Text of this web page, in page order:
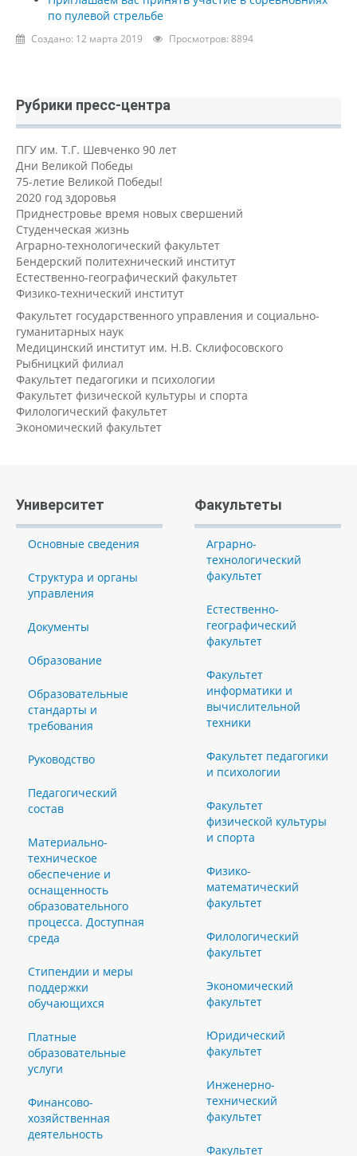
по пулевой стрельбе
Создано: 12 марта 2019 Просмотров: 8894
Рубрики пресс-центра
ПГУ им. Т.Г. Шевченко 90 лет
Дни Великой Победы
75-летие Великой Победы!
2020 год здоровья
Приднестровье время новых свершений
Студенческая жизнь
Аграрно-технологический факультет
Бендерский политехнический институт
Естественно-географический факультет
Физико-технический институт
Факультет государственного управления и социально-
гуманитарных наук
Медицинский институт им. Н.В. Склифосовского
Рыбницкий филиал
Факультет педагогики и психологии
Факультет физической культуры и спорта
Филологический факультет
Экономический факультет
Университет
Основные сведения
Структура и органы
управления
Документы
Образование
Образовательные
стандарты и
требования
Руководство
Педагогический
состав
Материально-
техническое
обеспечение и
оснащенность
образовательного
процесса. Доступная
среда
Стипендии и меры
поддержки
обучающихся
Платные
образовательные
услуги
Финансово-
хозяйственная
деятельность
Факультеты
Аграрно-
технологический
факультет
Естественно-
географический
факультет
Факультет
информатики и
вычислительной
техники
Факультет педагогики
и психологии
Факультет
физической культуры
и спорта
Физико-
математический
факультет
Филологический
факультет
Экономический
факультет
Юридический
факультет
Инженерно-
технический
факультет
Факультет